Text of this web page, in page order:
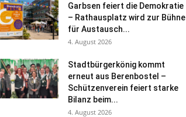
Garbsen feiert die Demokratie
– Rathausplatz wird zur Bühne
für Austausch...
4. August 2026
Stadtbürgerkönig kommt
erneut aus Berenbostel –
Schützenverein feiert starke
Bilanz beim...
4. August 2026